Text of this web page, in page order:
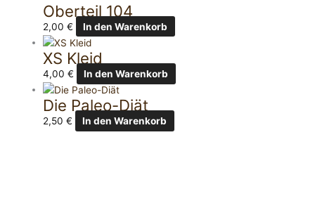
Oberteil 104
2,00€ In den Warenkorb
XS Kleid
4,00€ In den Warenkorb
Die Paleo-Diät
2,50€ In den Warenkorb